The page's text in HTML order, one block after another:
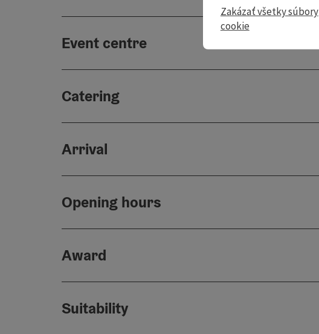
Event centre
Catering
Arrival
Opening hours
Award
Suitability
Zakázať všetky súbory
cookie